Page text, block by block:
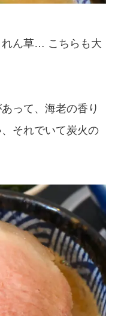
れん草… こちらも大
って、海老の香り
それでいて炭火の